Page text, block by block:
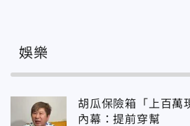
娛樂
胡瓜保險箱「上百萬
內幕：提前穿幫